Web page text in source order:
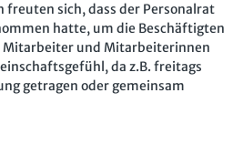
freuten sich, dass der Personalrat
hatte, um die Beschäftigten
Mitarbeiter und Mitarbeiterinnen
da z.B. freitags
getragen oder gemeinsam